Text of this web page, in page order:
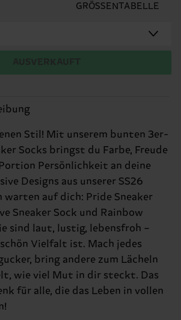
GRÖSSENTABELLE
Stil! Mit unserem bunten 3er-
Socks bringst du Farbe, Freude
Persönlichkeit an deine
Designs aus unserer SS26
auf dich: Pride Sneaker
Sneaker Sock und Rainbow
sind laut, lustig, lebensfroh –
Vielfalt ist. Mach jedes
bring andere zum Lächeln
wie viel Mut in dir steckt. Das
für alle, die das Leben in vollen